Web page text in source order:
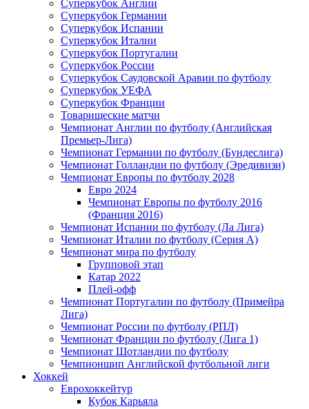
Суперкубок Англии
Суперкубок Германии
Суперкубок Испании
Суперкубок Италии
Суперкубок Португалии
Суперкубок России
Суперкубок Саудовской Аравии по футболу
Суперкубок УЕФА
Суперкубок Франции
Товарищеские матчи
Чемпионат Англии по футболу (Английская
Премьер-Лига)
Чемпионат Германии по футболу (Бундеслига)
Чемпионат Голландии по футболу (Эредивизи)
Чемпионат Европы по футболу 2028
Евро 2024
Чемпионат Европы по футболу 2016
(Франция 2016)
Чемпионат Испании по футболу (Ла Лига)
Чемпионат Италии по футболу (Серия А)
Чемпионат мира по футболу
Групповой этап
Катар 2022
Плей-офф
Чемпионат Португалии по футболу (Примейра
Лига)
Чемпионат России по футболу (РПЛ)
Чемпионат Франции по футболу (Лига 1)
Чемпионат Шотландии по футболу
Чемпионшип Английской футбольной лиги
Хоккей
Еврохоккейтур
Кубок Карьяла